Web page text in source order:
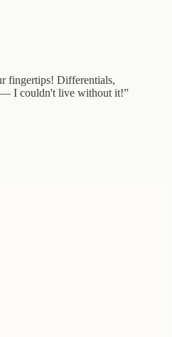
fingertips! Differentials,
— I couldn't live without it!”